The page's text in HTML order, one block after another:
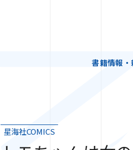
書籍情報
星海社COMICS